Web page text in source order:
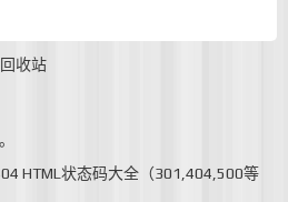
收站
。
HTML状态码大全（301,404,500等